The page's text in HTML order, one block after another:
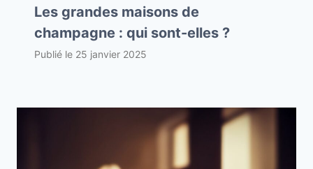
Les grandes maisons de
champagne : qui sont-elles ?
Publié le 25 janvier 2025